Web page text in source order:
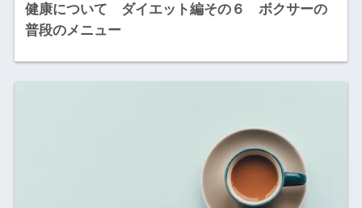
健康について ダイエット編その６ ボクサーの
普段のメニュー